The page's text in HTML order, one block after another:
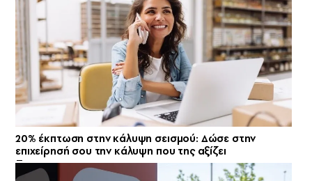
20% έκπτωση στην κάλυψη σεισμού: Δώσε στην
επιχείρησή σου την κάλυψη που της αξίζει